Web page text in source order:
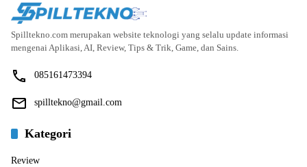
Spilltekno.com merupakan website teknologi yang selalu update informasi
mengenai Aplikasi, AI, Review, Tips & Trik, Game, dan Sains.
085161473394
spilltekno@gmail.com
Kategori
Review